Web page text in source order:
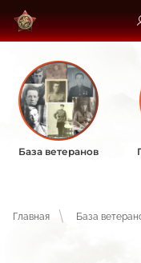
База ветеранов
Главная База